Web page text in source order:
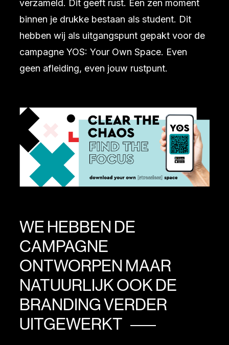
verzameld. Dit geeft rust. Een zen moment
binnen je drukke bestaan als student. Dit
hebben wij als uitgangspunt gepakt voor de
campagne YOS: Your Own Space. Even
geen afleiding, even jouw rustpunt.
WE HEBBEN DE
CAMPAGNE
ONTWORPEN MAAR
NATUURLIJK OOK DE
BRANDING VERDER
UITGEWERKT